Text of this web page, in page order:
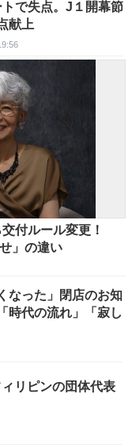
で失点。J１開幕節
献上
付ルール変更！
」の違い
なった」閉店のお知
代の流れ」「寂し
リピンの団体代表